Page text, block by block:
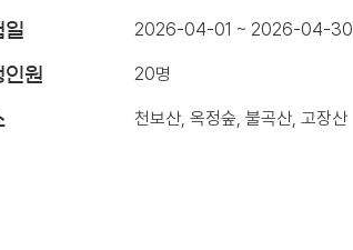
일 2026-04-01 ~ 2026-04-30
인원 20명
천보산, 옥정숲, 불곡산, 고장산